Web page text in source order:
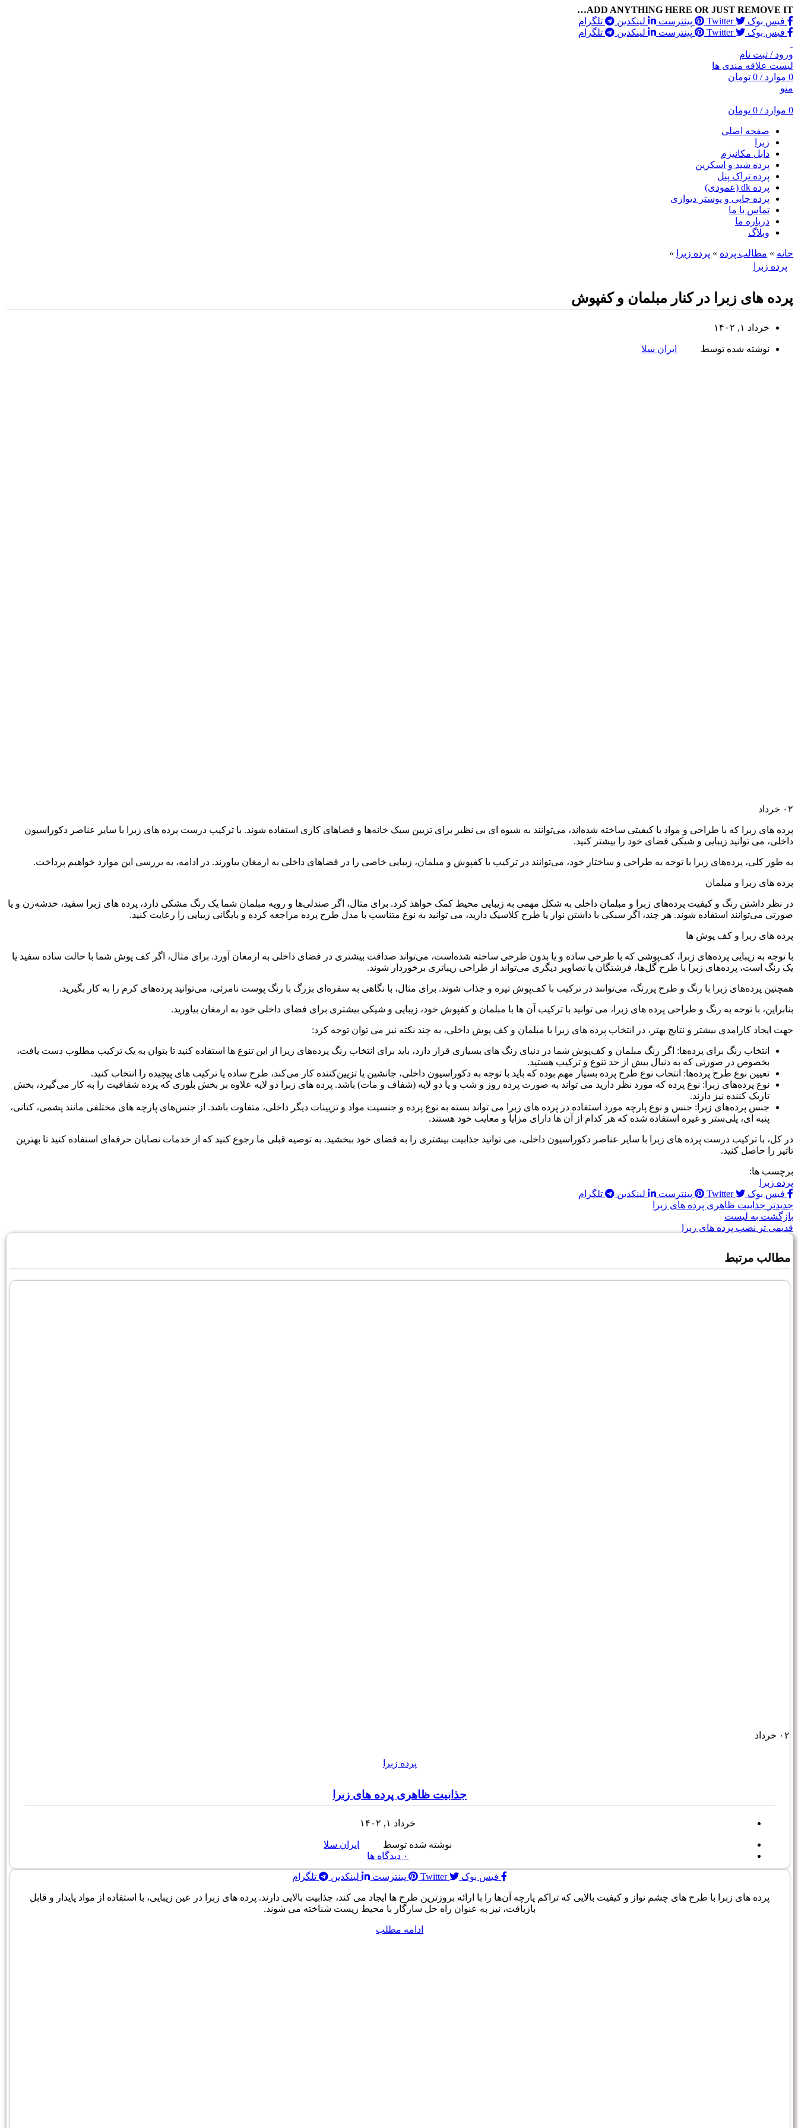
ADD ANYTHING HERE OR JUST REMOVE IT…
فیس بوک
Twitter پینترست لینکدین
تلگرام
فیس بوک
Twitter پینترست لینکدین تلگرام
ورود / ثبت نام
لیست علاقه مندی ها
0 موارد /
0 تومان
منو
0 موارد /
0 تومان
صفحه اصلی
زبرا
دابل مکانیزم
پرده شید و اسکرین
پرده تراک پنل
پرده dk (عمودی)
پرده چاپی و پوستر دیواری
تماس با ما
درباره ما
وبلاگ
خانه » مطالب پرده » پرده زبرا
»
پرده زبرا
پرده های زبرا در کنار مبلمان و کفپوش
خرداد ۱, ۱۴۰۲
نوشته شده توسط ایران سلا
۰۲ خرداد
پرده های زبرا که با طراحی و مواد با کیفیتی ساخته شده‌اند، می‌توانند به شیوه ای بی نظیر برای تزیین سبک خانه‌ها و فضاهای کاری استفاده شوند. با ترکیب درست پرده های زبرا با سایر عناصر دکوراسیون
داخلی، می توانید زیبایی و شیکی فضای خود را بیشتر کنید.
به طور کلی، پرده‌های زبرا با توجه به طراحی و ساختار خود، می‌توانند در ترکیب با کفپوش و مبلمان، زیبایی خاصی را در فضاهای داخلی به ارمغان بیاورند. در ادامه، به بررسی این موارد خواهیم پرداخت.
پرده های زبرا و مبلمان
در نظر داشتن رنگ و کیفیت پرده‌های زبرا و مبلمان داخلی به شکل مهمی به زیبایی محیط کمک خواهد کرد. برای مثال، اگر صندلی‌ها و رویه مبلمان شما یک رنگ مشکی دارد، پرده های زبرا سفید، خدشه‌زن و یا
صورتی می‌توانند استفاده شوند. هر چند، اگر سبکی با داشتن نوار یا طرح کلاسیک دارید، می توانید به نوع متناسب با مدل طرح پرده مراجعه کرده و بایگانی زیبایی را رعایت کنید.
پرده های زبرا و کف‌ پوش ها
با توجه به زیبایی پرده‌های زبرا، کف‌پوشی که با طرحی ساده و یا بدون طرحی ساخته شده‌است، می‌تواند صداقت بیشتری در فضای داخلی به ارمغان آورد. برای مثال، اگر کف‌ پوش شما با حالت ساده سفید یا
یک رنگ است، پرده‌های زبرا با طرح گل‌ها، فرشتگان یا تصاویر دیگری می‌تواند از طراحی زیباتری برخوردار شوند.
همچنین پرده‌های زبرا با رنگ و طرح پررنگ، می‌توانند در ترکیب با کف‌پوش تیره و جذاب شوند. برای مثال، با نگاهی به سفره‌ای بزرگ با رنگ پوست نامرئی، می‌توانید پرده‌های کرم را به کار بگیرید.
بنابراین، با توجه به رنگ و طراحی پرده های زبرا، می توانید با ترکیب آن ها با مبلمان و کفپوش خود، زیبایی و شیکی بیشتری برای فضای داخلی خود به ارمغان بیاورید.
جهت ایجاد کارامدی بیشتر و نتایج بهتر، در انتخاب پرده های زبرا با مبلمان و کف پوش داخلی، به چند نکته نیز می توان توجه کرد:
انتخاب رنگ برای پرده‌ها: اگر رنگ مبلمان و کف‌پوش شما در دنیای رنگ های بسیاری قرار دارد، باید برای انتخاب رنگ پرده‌های زیرا از این تنوع ها استفاده کنید تا بتوان به یک ترکیب مطلوب دست یافت،
بخصوص در صورتی که به دنبال بیش از حد تنوع و ترکیب هستید.
تعیین نوع طرح پرده‌ها: انتخاب نوع طرح پرده بسیار مهم بوده که باید با توجه به دکوراسیون داخلی، جانشین یا تزیین‌کننده کار می‌کند، طرح ساده یا ترکیب های پیچیده را انتخاب کنید.
نوع پرده‌های زبرا: نوع پرده که مورد نظر دارید می تواند به صورت پرده روز و شب و یا دو لایه (شفاف و مات) باشد. پرده های زبرا دو لایه علاوه بر بخش بلوری که پرده شفافیت را به کار می‌گیرد، بخش
تاریک کننده نیز دارند.
جنس پرده‌های زبرا: جنس و نوع پارچه مورد استفاده در پرده های زبرا می تواند بسته به نوع پرده و جنسیت مواد و تزیینات دیگر داخلی، متفاوت باشد. از جنس‌های پارچه های مختلفی مانند پشمی، کتانی،
پنبه ای، پلی‌ستر و غیره استفاده شده که هر کدام از آن ها دارای مزایا و معایب خود هستند.
در کل، با ترکیب درست پرده های زبرا با سایر عناصر دکوراسیون داخلی، می توانید جذابیت بیشتری را به فضای خود ببخشید. به توصیه قبلی ما رجوع کنید که از خدمات نصابان حرفه‌ای استفاده کنید تا بهترین
تاثیر را حاصل کنید.
برچسب ها:
پرده زبرا
فیس بوک
Twitter پینترست لینکدین
تلگرام
جدیدتر جذابیت ظاهری پرده های زبرا
بازگشت به لیست
قدیمی تر نصب پرده های زبرا
مطالب مرتبط
۰۲ خرداد
پرده زبرا
جذابیت ظاهری پرده های زبرا
خرداد ۱, ۱۴۰۲
نوشته شده توسط
ایران سلا
۰ دیدگاه ها
فیس بوک Twitter پینترست لینکدین تلگرام
پرده های زبرا با طرح های چشم نواز و کیفیت بالایی که تراکم پارچه آن‌ها را با ارائه بروزترین طرح ها ایجاد می کند، جذابیت بالایی دارند. پرده های زبرا در عین زیبایی، با استفاده از مواد پایدار و قابل
بازیافت، نیز به عنوان راه حل سازگار با محیط زیست شناخته می شوند.
ادامه مطلب